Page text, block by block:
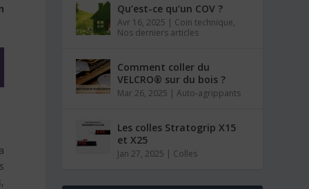
Qu’est-ce qu’un COV ?
Avr 16, 2025 | Coin technique,
Nos derniers articles
Comment coller du
VELCRO® sur du bois ?
Mar 26, 2025 |Auto-agrippants
Les colles Stratogrip X15
et X25
Jan 27, 2025 | Colles